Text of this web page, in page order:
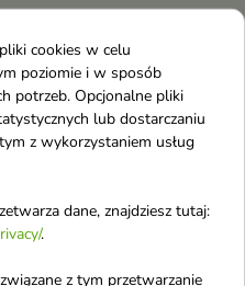
z 1 pozycji
cookies w celu
poziomie i w sposób
potrzeb. Opcjonalne pliki
lub dostarczaniu
z wykorzystaniem usług
dane, znajdziesz tutaj:
.
z tym przetwarzanie